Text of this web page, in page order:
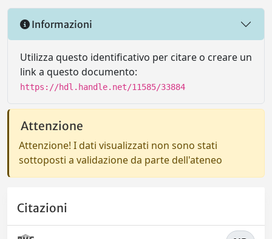
Informazioni
Utilizza questo identificativo per citare o creare un
link a questo documento:
https://hdl.handle.net/11585/33884
Attenzione
Attenzione! I dati visualizzati non sono stati
sottoposti a validazione da parte dell'ateneo
Citazioni